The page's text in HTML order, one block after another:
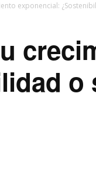
exponencial:
o